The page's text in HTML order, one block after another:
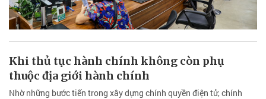
Khi thủ tục hành chính không còn phụ
thuộc địa giới hành chính
Nhờ những bước tiến trong xây dựng chính quyền điện tử, chính